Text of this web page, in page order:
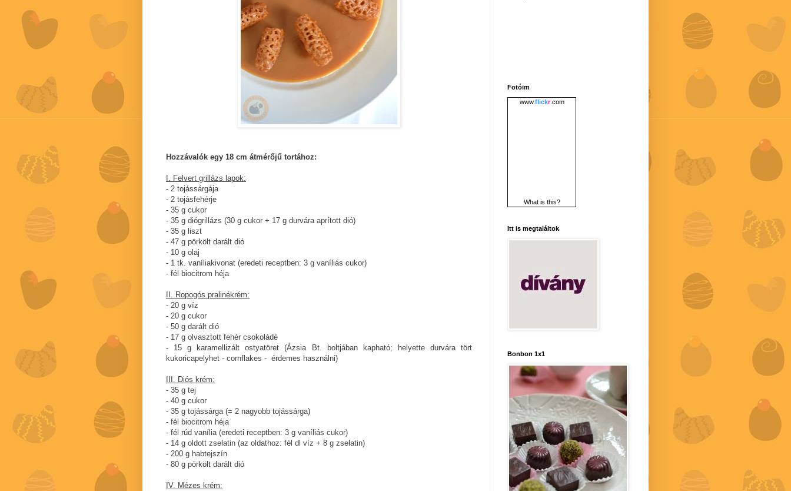
Hozzávalók egy 18 cm átmérőjű tortához:
I. Felvert grillázs lapok:
- 2 tojássárgája
- 2 tojásfehérje
- 35 g cukor
- 35 g diógrillázs (30 g cukor + 17 g durvára aprított dió)
- 35 g liszt
- 47 g pörkölt darált dió
- 10 g olaj
- 1 tk. vaníliakivonat (eredeti receptben: 3 g vaníliás cukor)
- fél biocitrom héja
II. Ropogós pralinékrém:
- 20 g víz
- 20 g cukor
- 50 g darált dió
- 17 g olvasztott fehér csokoládé
- 15 g karamellizált ostyatöret (Ázsia Bt. boltjában kapható; helyette durvára tört
kukoricapelyhet - cornflakes - érdemes használni)
III. Diós krém:
- 35 g tej
- 40 g cukor
- 35 g tojássárga (= 2 nagyobb tojássárga)
- fél biocitrom héja
- fél rúd vanília (eredeti receptben: 3 g vaníliás cukor)
- 14 g oldott zselatin (az oldathoz: fél dl víz + 8 g zselatin)
- 200 g habtejszín
- 80 g pörkölt darált dió
IV. Mézes krém:
Fotóim
www.flickr.com
What is this?
Itt is megtaláltok
Bonbon 1x1